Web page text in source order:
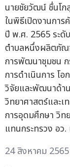
นายชัยวัฒน์ ชื่นโก
ในพิธีเปิดงานกา
ปี พ.ศ. 2565 ระดั
ตำบลหนึ่งผลิตภัณ
การพัฒนาชุมชน ก
การดำเนินการ โ
วิจัยและพัฒนาด้า
วิทยาศาสตร์และเ
การอุดมศึกษา วิท
แทนกระทรวง อว.
24 สิงหาคม